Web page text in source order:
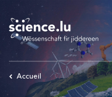
to
main
content
Accueil